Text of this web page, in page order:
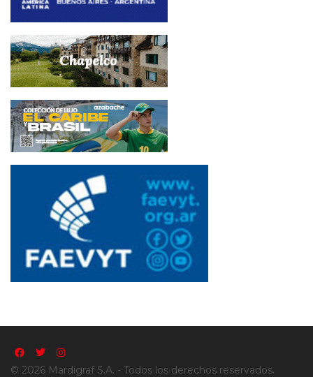
© 2026 Mardigraf S.A. - Todos los derechos reservados.